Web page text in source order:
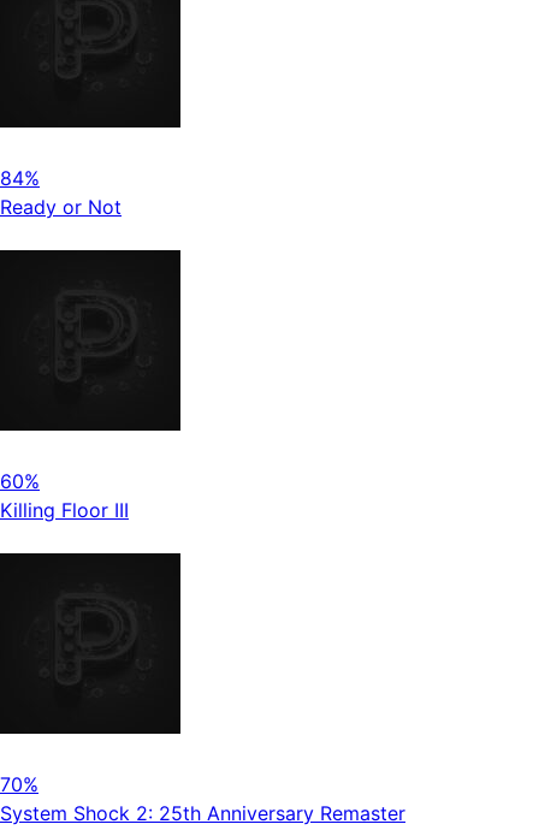
84%
Ready or Not
60%
Killing Floor III
70%
System Shock 2: 25th Anniversary Remaster